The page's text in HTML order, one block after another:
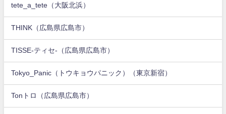
tete_a_tete（大阪北浜）
THINK（広島県広島市）
TISSE-ティセ-（広島県広島市）
Tokyo_Panic（トウキョウパニック）（東京新宿）
Tonトロ（広島県広島市）